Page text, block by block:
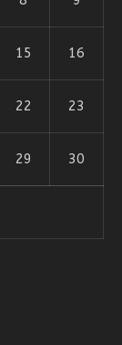
15 16
22 23
29 30